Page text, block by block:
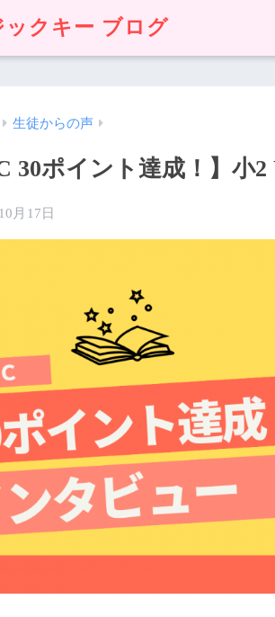
ックキー ブログ
生徒からの声
30ポイント達成！】小
月17日